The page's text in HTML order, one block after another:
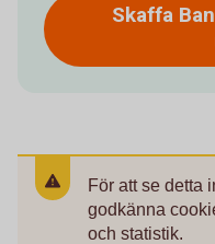
Skaffa
För att se detta
godkänna
och statistik.